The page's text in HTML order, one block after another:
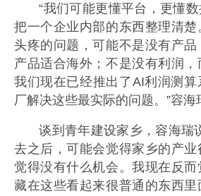
“我们可能更懂平台，更懂
把一个企业内部的东西整理清
头疼的问题，可能不是没有产
产品适合海外；不是没有利润，
我们现在已经推出了AI利润测
厂解决这些最实际的问题。”容海
谈到青年建设家乡，容海瑞
去之后，可能会觉得家乡的产业
觉得没有什么机会。我现在反
藏在这些看起来很普通的东西